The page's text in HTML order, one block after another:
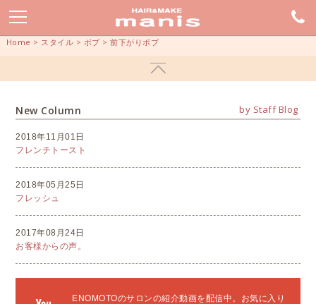
Home > スタイル > ボブ >前下がりボブ
New Column
2018年11月01日
フレンチトースト
2018年05月25日
フレッシュ
2017年08月24日
お客様からの声。
by Staff Blog
ENOMOTOのサロンの紹介動画を配信中。お気に入り